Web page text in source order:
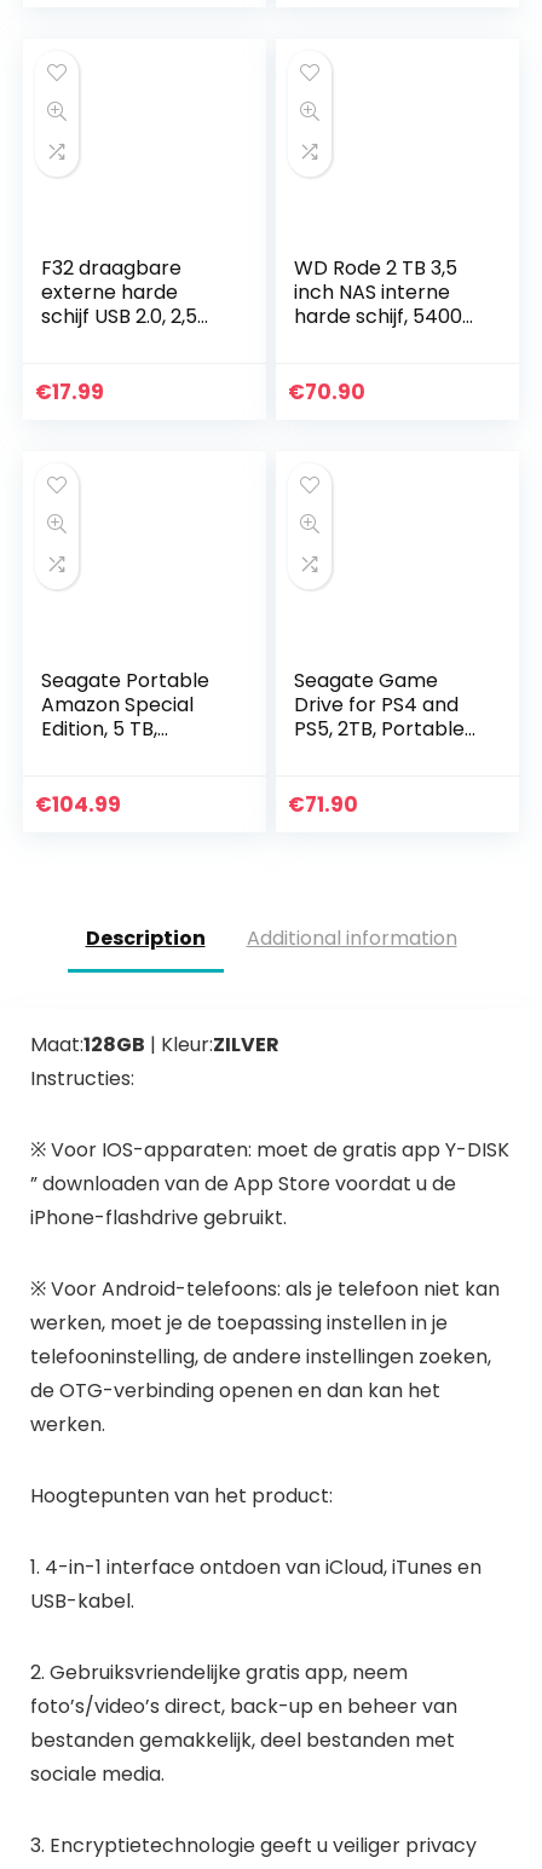
F32 draagbare
externe harde
schijf USB 2.0, 2,5
up/opslag, 200 GB
€17.99
WD Rode 2 TB 3,5
inch NAS interne
harde schijf, 5400
€70.90
Seagate Portable
Amazon Special
Edition, 5 TB,
2,5″, USB 3.0, PC,
€104.99
Seagate Game
Drive for PS4 and
PS5, 2TB, Portable
PS4 and PS5
€71.90
Description Additional information
Maat:128GB | Kleur:ZILVER
Instructies:
※ Voor IOS-apparaten: moet de gratis app Y-DISK
” downloaden van de App Store voordat u de
iPhone-flashdrive gebruikt.
※ Voor Android-telefoons: als je telefoon niet kan
werken, moet je de toepassing instellen in je
telefooninstelling, de andere instellingen zoeken,
de OTG-verbinding openen en dan kan het
werken.
Hoogtepunten van het product:
1. 4-in-1 interface ontdoen van iCloud, iTunes en
USB-kabel.
2. Gebruiksvriendelijke gratis app, neem
foto’s/video’s direct, back-up en beheer van
bestanden gemakkelijk, deel bestanden met
sociale media.
3. Encryptietechnologie geeft u veiliger privacy